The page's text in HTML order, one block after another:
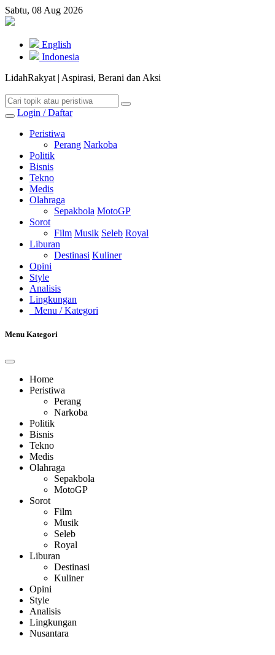
Sabtu, 08 Aug 2026
English
Indonesia
LidahRakyat | Aspirasi, Berani dan Aksi
Login / Daftar
Peristiwa
Perang Narkoba
Politik
Bisnis
Tekno
Medis
Olahraga
Sepakbola MotoGP
Sorot
Film Musik Seleb Royal
Liburan
Destinasi Kuliner
Opini
Style
Analisis
Lingkungan
Menu / Kategori
Menu Kategori
Home
Peristiwa
Perang
Narkoba
Politik
Bisnis
Tekno
Medis
Olahraga
Sepakbola
MotoGP
Sorot
Film
Musik
Seleb
Royal
Liburan
Destinasi
Kuliner
Opini
Style
Analisis
Lingkungan
Nusantara